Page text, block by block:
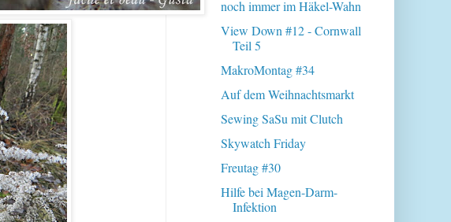
noch immer im Häkel-Wahn
View Down #12 - Cornwall
Teil 5
MakroMontag #34
Auf dem Weihnachtsmarkt
Sewing SaSu mit Clutch
Skywatch Friday
Freutag #30
Hilfe bei Magen-Darm-
Infektion